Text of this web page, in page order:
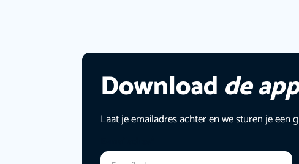
Download de
Laat je emailadres achter en we sturen je een